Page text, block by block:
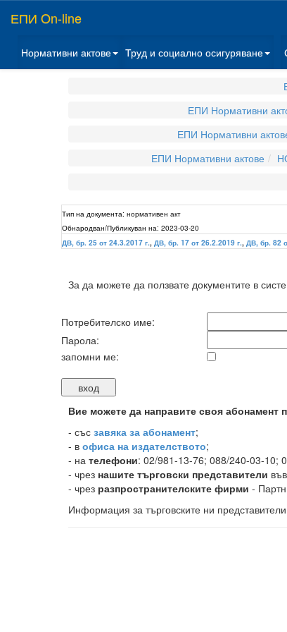
ЕПИ On-line
Нормативни актове Труд и социално осигуряване
ЕПИ Нормативни
ЕПИ Нормативни
ЕПИ Нормативни актове
Тип на документа: нормативен акт
Обнародван/Публикуван на: 2023-03-20
ДВ, бр. 25 от 24.3.2017 г., ДВ, бр. 17 от 26.2.2019 г., ДВ, бр. 82
За да можете да ползвате документите в
Потребителско име:
Парола:
запомни ме:
Вие можете да направите своя абонамент
- със завяка за абонамент;
- в офиса на издателството;
- на телефони: 02/981-13-76; 088/240-03-10;
- чрез нашите търговски представители
- чрез разпространителските фирми -
Информация за търговските ни